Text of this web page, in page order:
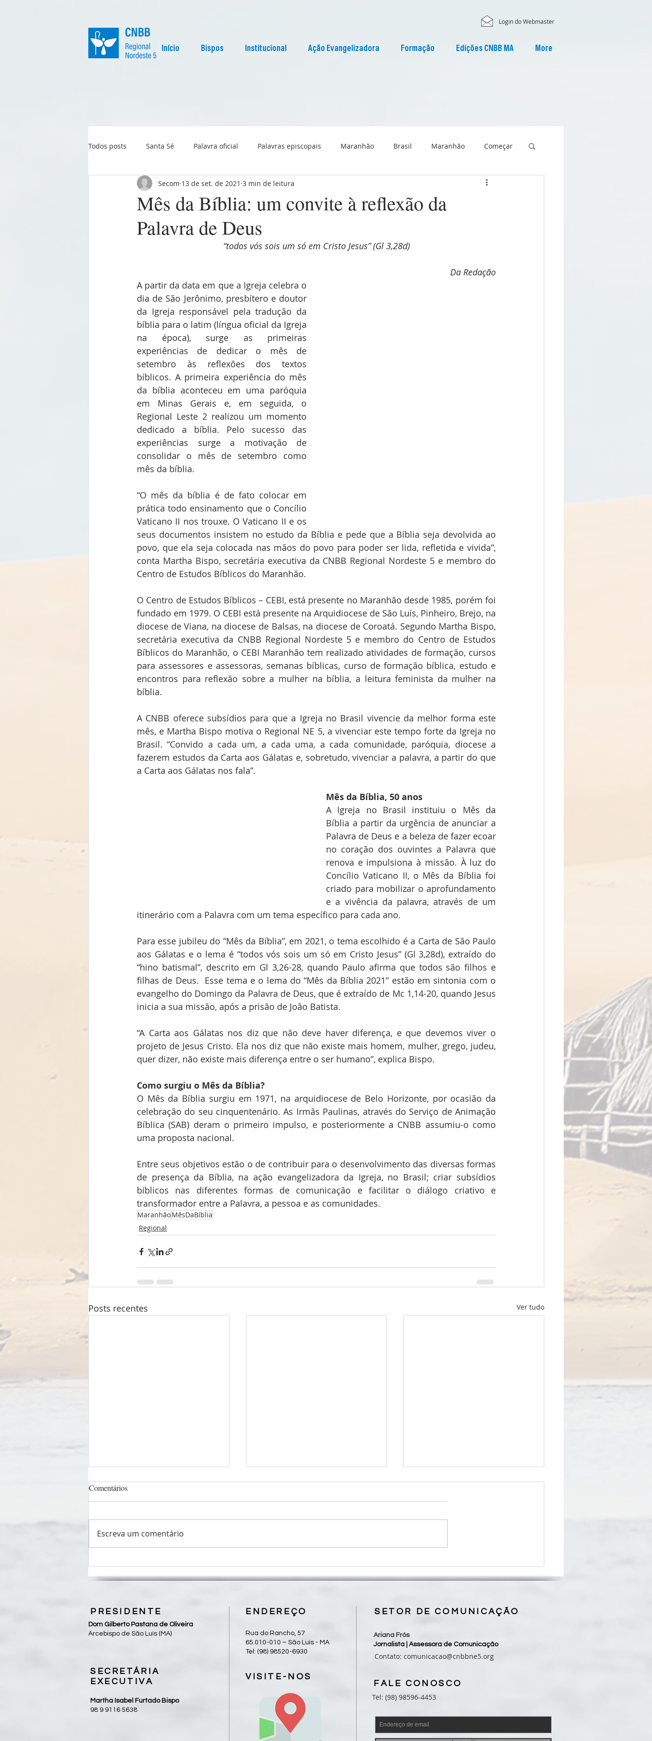
Login do Webmaster
Início Bispos Institucional Ação Evangelizadora Formação Edições CNBB MA More
Todos posts Santa Sé Palavra oficial Palavras episcopais Maranhão Brasil Maranhão Começar
Igreja no Mundo Liturgia Pascom Maranhão
Mês da Bíblia: um convite à reflexão da
Palavra de Deus
Secom 13 de set. de 2021 3 min de leitura
“todos vós sois um só em Cristo Jesus” (Gl 3,28d)
Da Redação
A partir da data em que a Igreja celebra o
dia de São Jerônimo, presbítero e doutor
da Igreja responsável pela tradução da
bíblia para o latim (língua oficial da Igreja
na época), surge as primeiras
experiências de dedicar o mês de
setembro às reflexões dos textos
bíblicos. A primeira experiência do mês
da bíblia aconteceu em uma paróquia
em Minas Gerais e, em seguida, o
Regional Leste 2 realizou um momento
dedicado a bíblia. Pelo sucesso das
experiências surge a motivação de
consolidar o mês de setembro como
mês da bíblia.
“O mês da bíblia é de fato colocar em
prática todo ensinamento que o Concílio
Vaticano II nos trouxe. O Vaticano II e os
seus documentos insistem no estudo da Bíblia e pede que a Bíblia seja devolvida ao
povo, que ela seja colocada nas mãos do povo para poder ser lida, refletida e vivida”,
conta Martha Bispo, secretária executiva da CNBB Regional Nordeste 5 e membro do
Centro de Estudos Bíblicos do Maranhão.
O Centro de Estudos Bíblicos – CEBI, está presente no Maranhão desde 1985, porém foi
fundado em 1979. O CEBI está presente na Arquidiocese de São Luís, Pinheiro, Brejo, na
diocese de Viana, na diocese de Balsas, na diocese de Coroatá. Segundo Martha Bispo,
secretária executiva da CNBB Regional Nordeste 5 e membro do Centro de Estudos
Bíblicos do Maranhão, o CEBI Maranhão tem realizado atividades de formação, cursos
para assessores e assessoras, semanas bíblicas, curso de formação bíblica, estudo e
encontros para reflexão sobre a mulher na bíblia, a leitura feminista da mulher na
bíblia.
A CNBB oferece subsídios para que a Igreja no Brasil vivencie da melhor forma este
mês, e Martha Bispo motiva o Regional NE 5, a vivenciar este tempo forte da Igreja no
Brasil. “Convido a cada um, a cada uma, a cada comunidade, paróquia, diocese a
fazerem estudos da Carta aos Gálatas e, sobretudo, vivenciar a palavra, a partir do que
a Carta aos Gálatas nos fala”.
Mês da Bíblia, 50 anos
A Igreja no Brasil instituiu o Mês da
Bíblia a partir da urgência de anunciar a
Palavra de Deus e a beleza de fazer ecoar
no coração dos ouvintes a Palavra que
renova e impulsiona à missão. À luz do
Concílio Vaticano II, o Mês da Bíblia foi
criado para mobilizar o aprofundamento
e a vivência da palavra, através de um
itinerário com a Palavra com um tema específico para cada ano.
Para esse jubileu do “Mês da Bíblia”, em 2021, o tema escolhido é a Carta de São Paulo
aos Gálatas e o lema é “todos vós sois um só em Cristo Jesus” (Gl 3,28d), extraído do
“hino batismal”, descrito em Gl 3,26-28, quando Paulo afirma que todos são filhos e
filhas de Deus.  Esse tema e o lema do “Mês da Bíblia 2021” estão em sintonia com o
evangelho do Domingo da Palavra de Deus, que é extraído de Mc 1,14-20, quando Jesus
inicia a sua missão, após a prisão de João Batista.
“A Carta aos Gálatas nos diz que não deve haver diferença, e que devemos viver o
projeto de Jesus Cristo. Ela nos diz que não existe mais homem, mulher, grego, judeu,
quer dizer, não existe mais diferença entre o ser humano”, explica Bispo.
Como surgiu o Mês da Bíblia?
O Mês da Bíblia surgiu em 1971, na arquidiocese de Belo Horizonte, por ocasião da
celebração do seu cinquentenário. As Irmãs Paulinas, através do Serviço de Animação
Bíblica (SAB) deram o primeiro impulso, e posteriormente a CNBB assumiu-o como
uma proposta nacional.
Entre seus objetivos estão o de contribuir para o desenvolvimento das diversas formas
de presença da Bíblia, na ação evangelizadora da Igreja, no Brasil; criar subsídios
bíblicos nas diferentes formas de comunicação e facilitar o diálogo criativo e
transformador entre a Palavra, a pessoa e as comunidades.
MaranhãoMêsDaBíblia
Regional
Posts recentes Ver tudo
Pastorais sociais unem forças em
Fórum Nacional da CEPAST-
Diocese de Grajaú realiza II
Peregrinação Diocesana de Frei
Diocese de Coroatá inicia
Jubileu pelos 50 anos de missão
Comentários
Escreva um comentário
PRESIDENTE
Dom Gilberto Pastana de Oliveira
Arcebispo de São Luís (MA)
SECRETÁRIA
EXECUTIVA
Martha Isabel Furtado Bispo
98 9 9116 5638
ENDEREÇO
Rua do Rancho, 57
65.010-010 – São Luís - MA
Tel: (98) 98520-6930
VISITE-NOS
SETOR DE COMUNICAÇÃO
Contato: comunicacao@cnbbne5.org
Ariana Frós
Jornalista | Assessora de Comunicação
FALE CONOSCO
Tel: (98) 98596-4453